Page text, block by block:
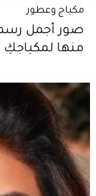
مكياج وعطور
صور أجمل
منها لمكياجكِ